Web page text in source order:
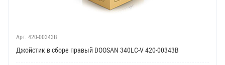
Арт. 420-00343B
Джойстик в сборе правый DOOSAN 340LC-V 420-00343B